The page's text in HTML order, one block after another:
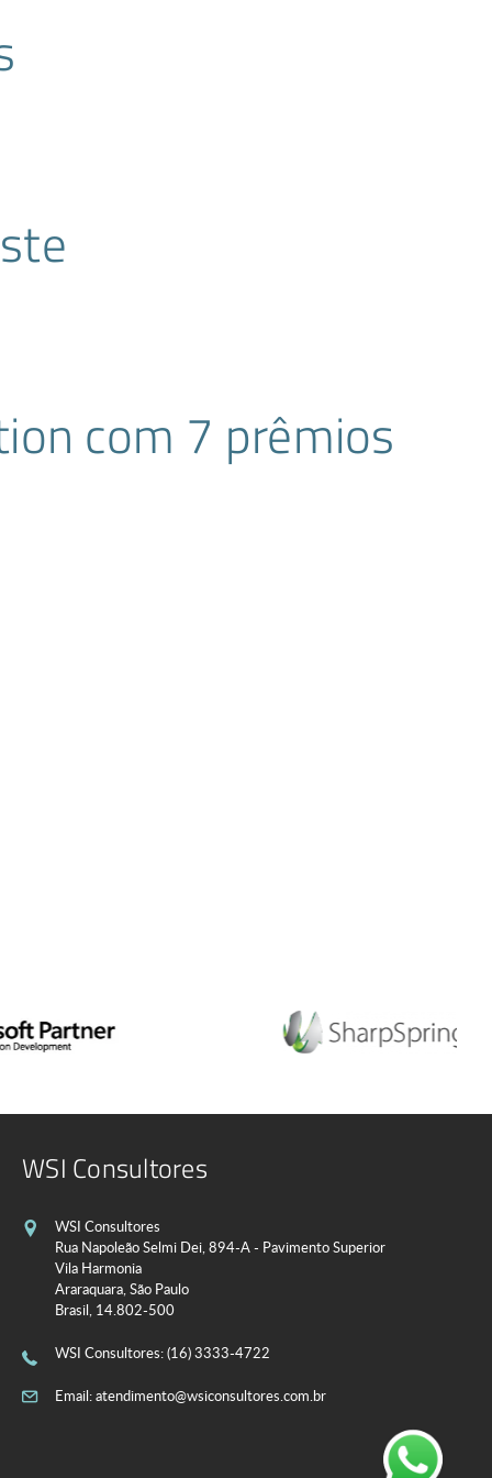
com 7 prêmios
WSI Consultores
WSI Consultores
Rua Napoleão Selmi Dei, 894-A - Pavimento Superior
Vila Harmonia
Araraquara, São Paulo
Brasil, 14.802-500
WSI Consultores: (16) 3333-4722
Email:atendimento@wsiconsultores.com.br